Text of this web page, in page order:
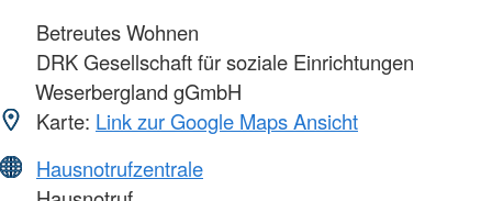
Betreutes Wohnen
DRK Gesellschaft für soziale Einrichtungen
Weserbergland gGmbH
Karte: Link zur Google Maps Ansicht
Hausnotrufzentrale